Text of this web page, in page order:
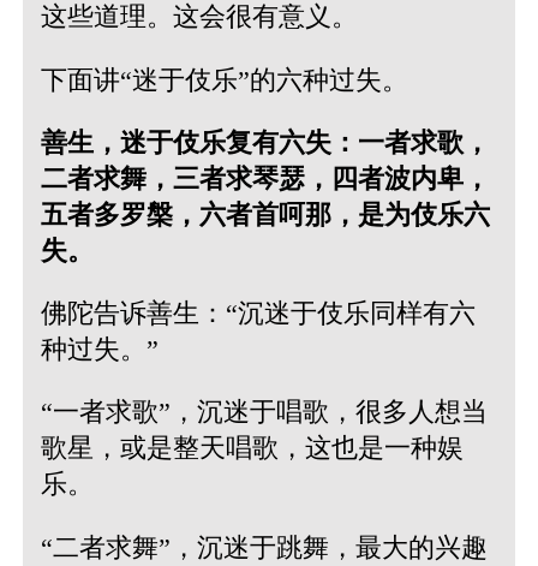
这些道理。这会很有意义。
下面讲“迷于伎乐”的六种过失。
善生，迷于伎乐复有六失：一者求歌，
二者求舞，三者求琴瑟，四者波内卑，
五者多罗槃，六者首呵那，是为伎乐六
失。
佛陀告诉善生：“沉迷于伎乐同样有六
种过失。”
“一者求歌”，沉迷于唱歌，很多人想当
歌星，或是整天唱歌，这也是一种娱
乐。
“二者求舞”，沉迷于跳舞，最大的兴趣